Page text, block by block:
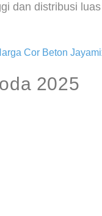
dan distribusi
Cor Beton
2025